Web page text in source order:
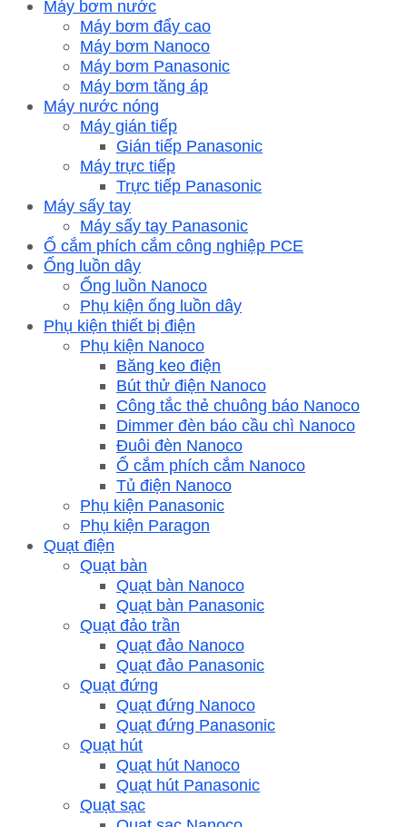
Máy bơm nước
Máy bơm đẩy cao
Máy bơm Nanoco
Máy bơm Panasonic
Máy bơm tăng áp
Máy nước nóng
Máy gián tiếp
Gián tiếp Panasonic
Máy trực tiếp
Trực tiếp Panasonic
Máy sấy tay
Máy sấy tay Panasonic
Ổ cắm phích cắm công nghiệp PCE
Ống luồn dây
Ống luồn Nanoco
Phụ kiện ống luồn dây
Phụ kiện thiết bị điện
Phụ kiện Nanoco
Băng keo điện
Bút thử điện Nanoco
Công tắc thẻ chuông báo Nanoco
Dimmer đèn báo cầu chì Nanoco
Đuôi đèn Nanoco
Ổ cắm phích cắm Nanoco
Tủ điện Nanoco
Phụ kiện Panasonic
Phụ kiện Paragon
Quạt điện
Quạt bàn
Quạt bàn Nanoco
Quạt bàn Panasonic
Quạt đảo trần
Quạt đảo Nanoco
Quạt đảo Panasonic
Quạt đứng
Quạt đứng Nanoco
Quạt đứng Panasonic
Quạt hút
Quạt hút Nanoco
Quạt hút Panasonic
Quạt sạc